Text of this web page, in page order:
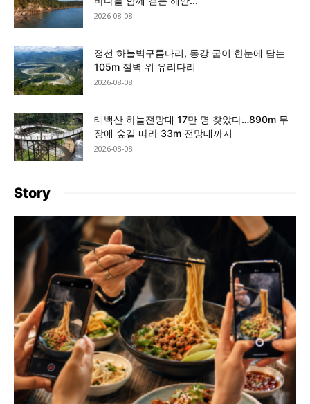
2026-08-08
정선 하늘벽구름다리, 동강 굽이 한눈에 담는
105m 절벽 위 유리다리
2026-08-08
태백산 하늘전망대 17만 명 찾았다…890m 무
장애 숲길 따라 33m 전망대까지
2026-08-08
Story